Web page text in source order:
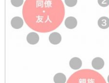
一般的には新郎新婦に